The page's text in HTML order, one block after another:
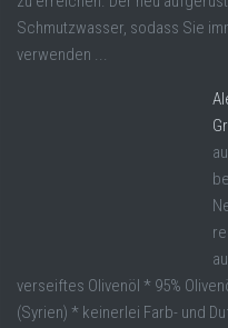
Schmutzwasser, sodass Sie
verwenden ...
verseiftes Olivenöl * 95%
(Syrien) * keinerlei Farb- und